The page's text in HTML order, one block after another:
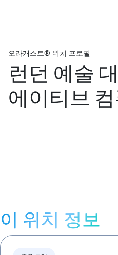
오라캐스트® 위치 프로필
런던 예술
에이티브
이 위치 정보